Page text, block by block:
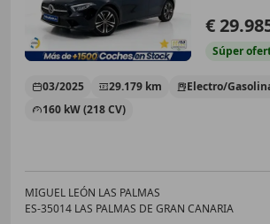
€
Súper
03/2025 29.179 km
Electro/
160 kW (218 CV)
MIGUEL LEÓN LAS PALMAS
ES-35014 LAS PALMAS DE GRAN CANARIA